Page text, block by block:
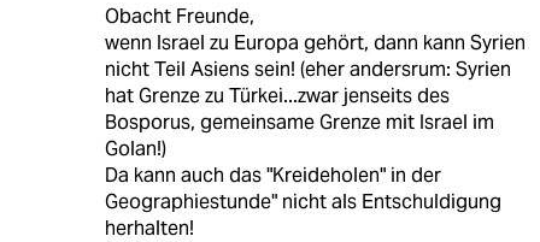
Obacht Freunde,
wenn Israel zu Europa gehört, dann kann Syrien
nicht Teil Asiens sein! (eher andersrum: Syrien
hat Grenze zu Türkei...zwar jenseits des
Bosporus, gemeinsame Grenze mit Israel im
Golan!)
Da kann auch das "Kreideholen" in der
Geographiestunde" nicht als Entschuldigung
herhalten!